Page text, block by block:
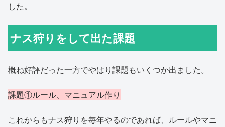
した。
ナス狩りをして出た課題
概ね好評だった一方でやはり課題もいくつか出ました。
課題①ルール、マニュアル作り
これからもナス狩りを毎年やるのであれば、ルールやマニ